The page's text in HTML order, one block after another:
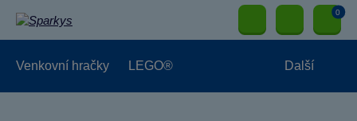
0
Venkovní hračky LEGO® Další